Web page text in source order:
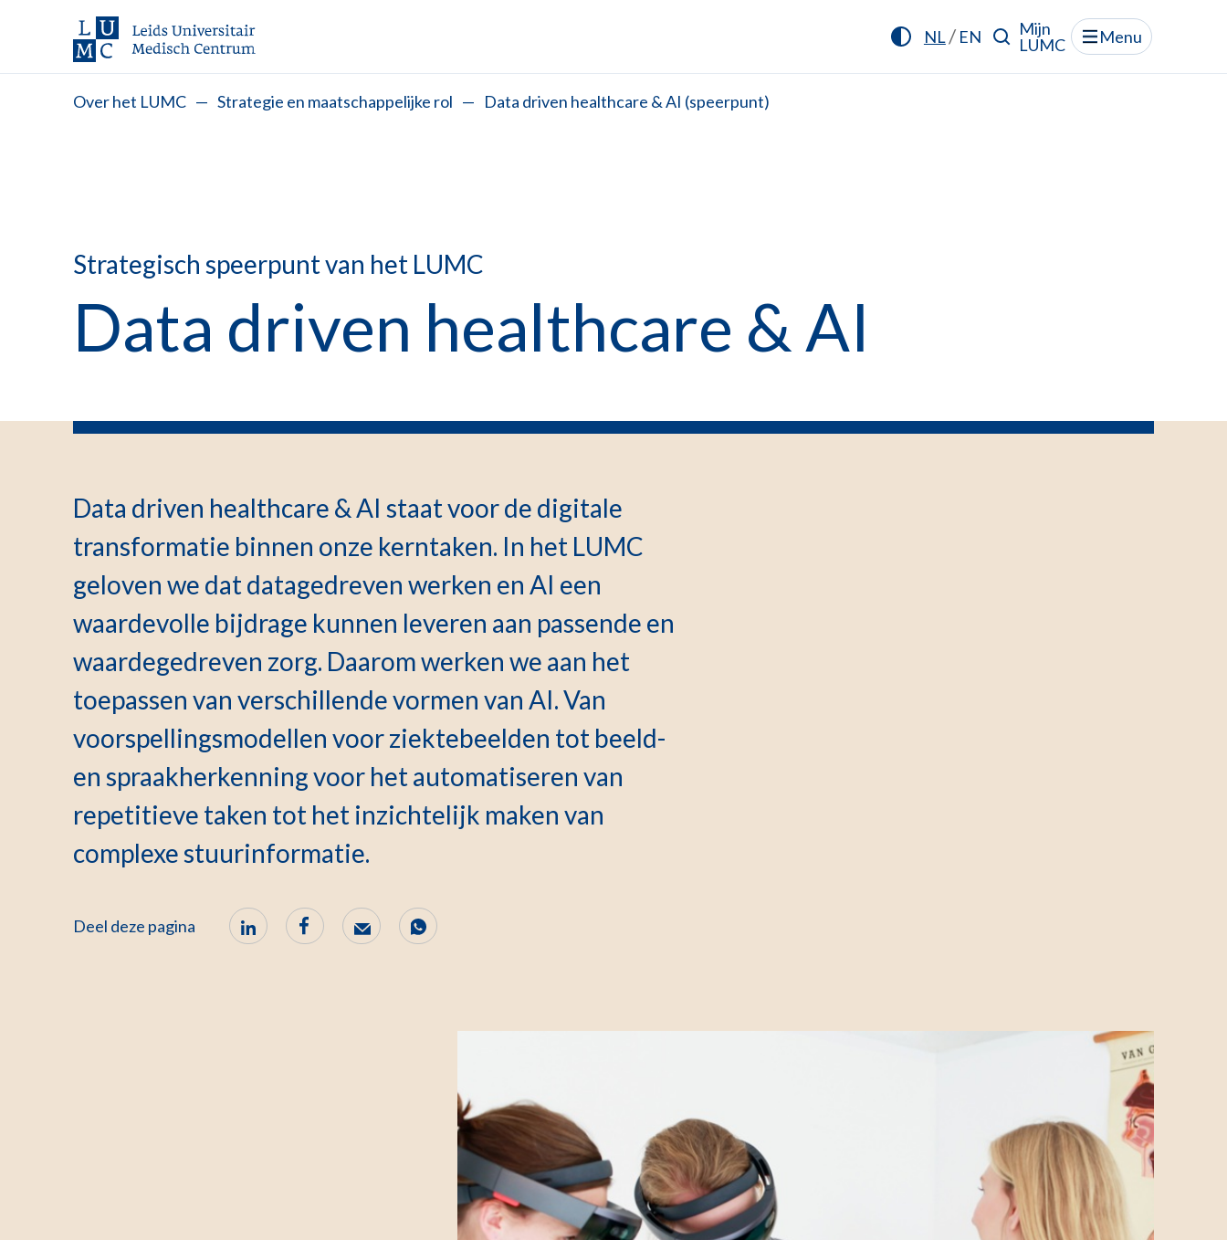
NL/ EN
Mijn
LUMC
Menu
Over het LUMC — Strategie en maatschappelijke rol — Data driven healthcare & AI (speerpunt)
Strategisch speerpunt van het LUMC
Data driven healthcare & AI
Data driven healthcare & AI staat voor de digitale
transformatie binnen onze kerntaken. In het LUMC
geloven we dat datagedreven werken en AI een
waardevolle bijdrage kunnen leveren aan passende en
waardegedreven zorg. Daarom werken we aan het
toepassen van verschillende vormen van AI. Van
voorspellingsmodellen voor ziektebeelden tot beeld-
en spraakherkenning voor het automatiseren van
repetitieve taken tot het inzichtelijk maken van
complexe stuurinformatie.
Deel deze pagina